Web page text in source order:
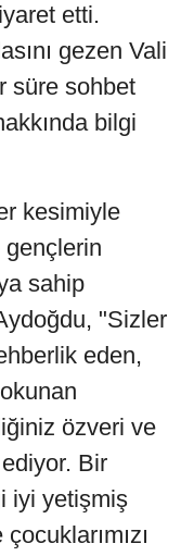
etti.
gezen Vali
süre sohbet
bilgi
kesimiyle
sahip
"Sizler
eden,
özveri ve
Bir
iyi yetişmiş